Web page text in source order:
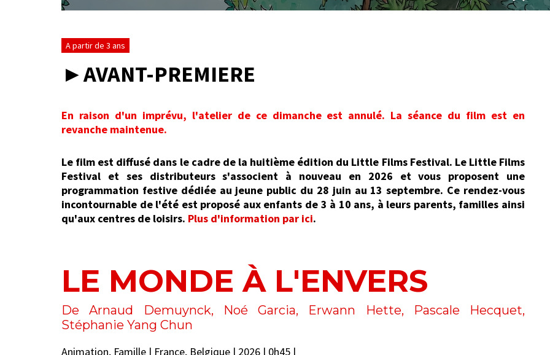
A partir de 3 ans
►AVANT-PREMIERE
En raison d'un imprévu, l'atelier de ce dimanche est annulé. La séance du film est en
revanche maintenue.
Le film est diffusé dans le cadre de la huitième édition du Little Films Festival. Le Little Films
Festival et ses distributeurs s'associent à nouveau en 2026 et vous proposent une
programmation festive dédiée au jeune public du 28 juin au 13 septembre. Ce rendez-vous
incontournable de l'été est proposé aux enfants de 3 à 10 ans, à leurs parents, familles ainsi
qu'aux centres de loisirs. Plus d'information par ici.
LE MONDE À L'ENVERS
De Arnaud Demuynck, Noé Garcia, Erwann Hette, Pascale Hecquet,
Stéphanie Yang Chun
Animation, Famille | France, Belgique | 2026 | 0h45 |